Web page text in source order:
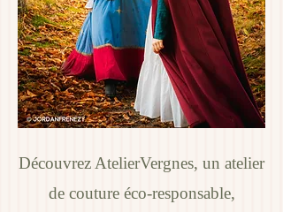
Découvrez AtelierVergnes, un atelier
de couture éco-responsable,